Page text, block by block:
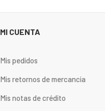
MI CUENTA
Mis pedidos
Mis retornos de mercancia
Mis notas de crédito